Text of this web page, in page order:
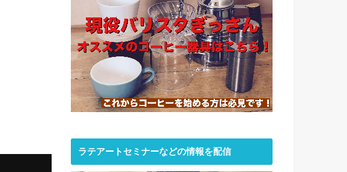
ラテアートセミナーなどの情報を配信